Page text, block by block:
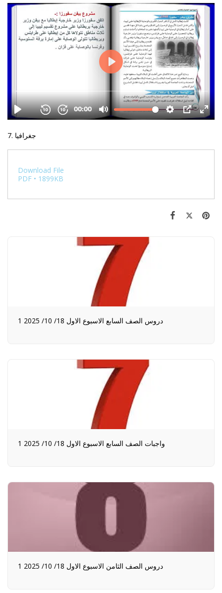
7. جغرافيا
Download File
PDF • 1899KB
1 دروس الصف السابع الاسبوع الاول 18/ 10/ 2025
1 واجبات الصف السابع الاسبوع الاول 18/ 10/ 2025
1 دروس الصف الثامن الاسبوع الاول 18/ 10/ 2025